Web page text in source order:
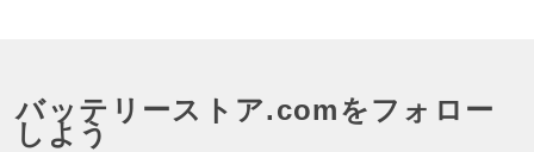
バッテリーストア.comをフォロー
しよう